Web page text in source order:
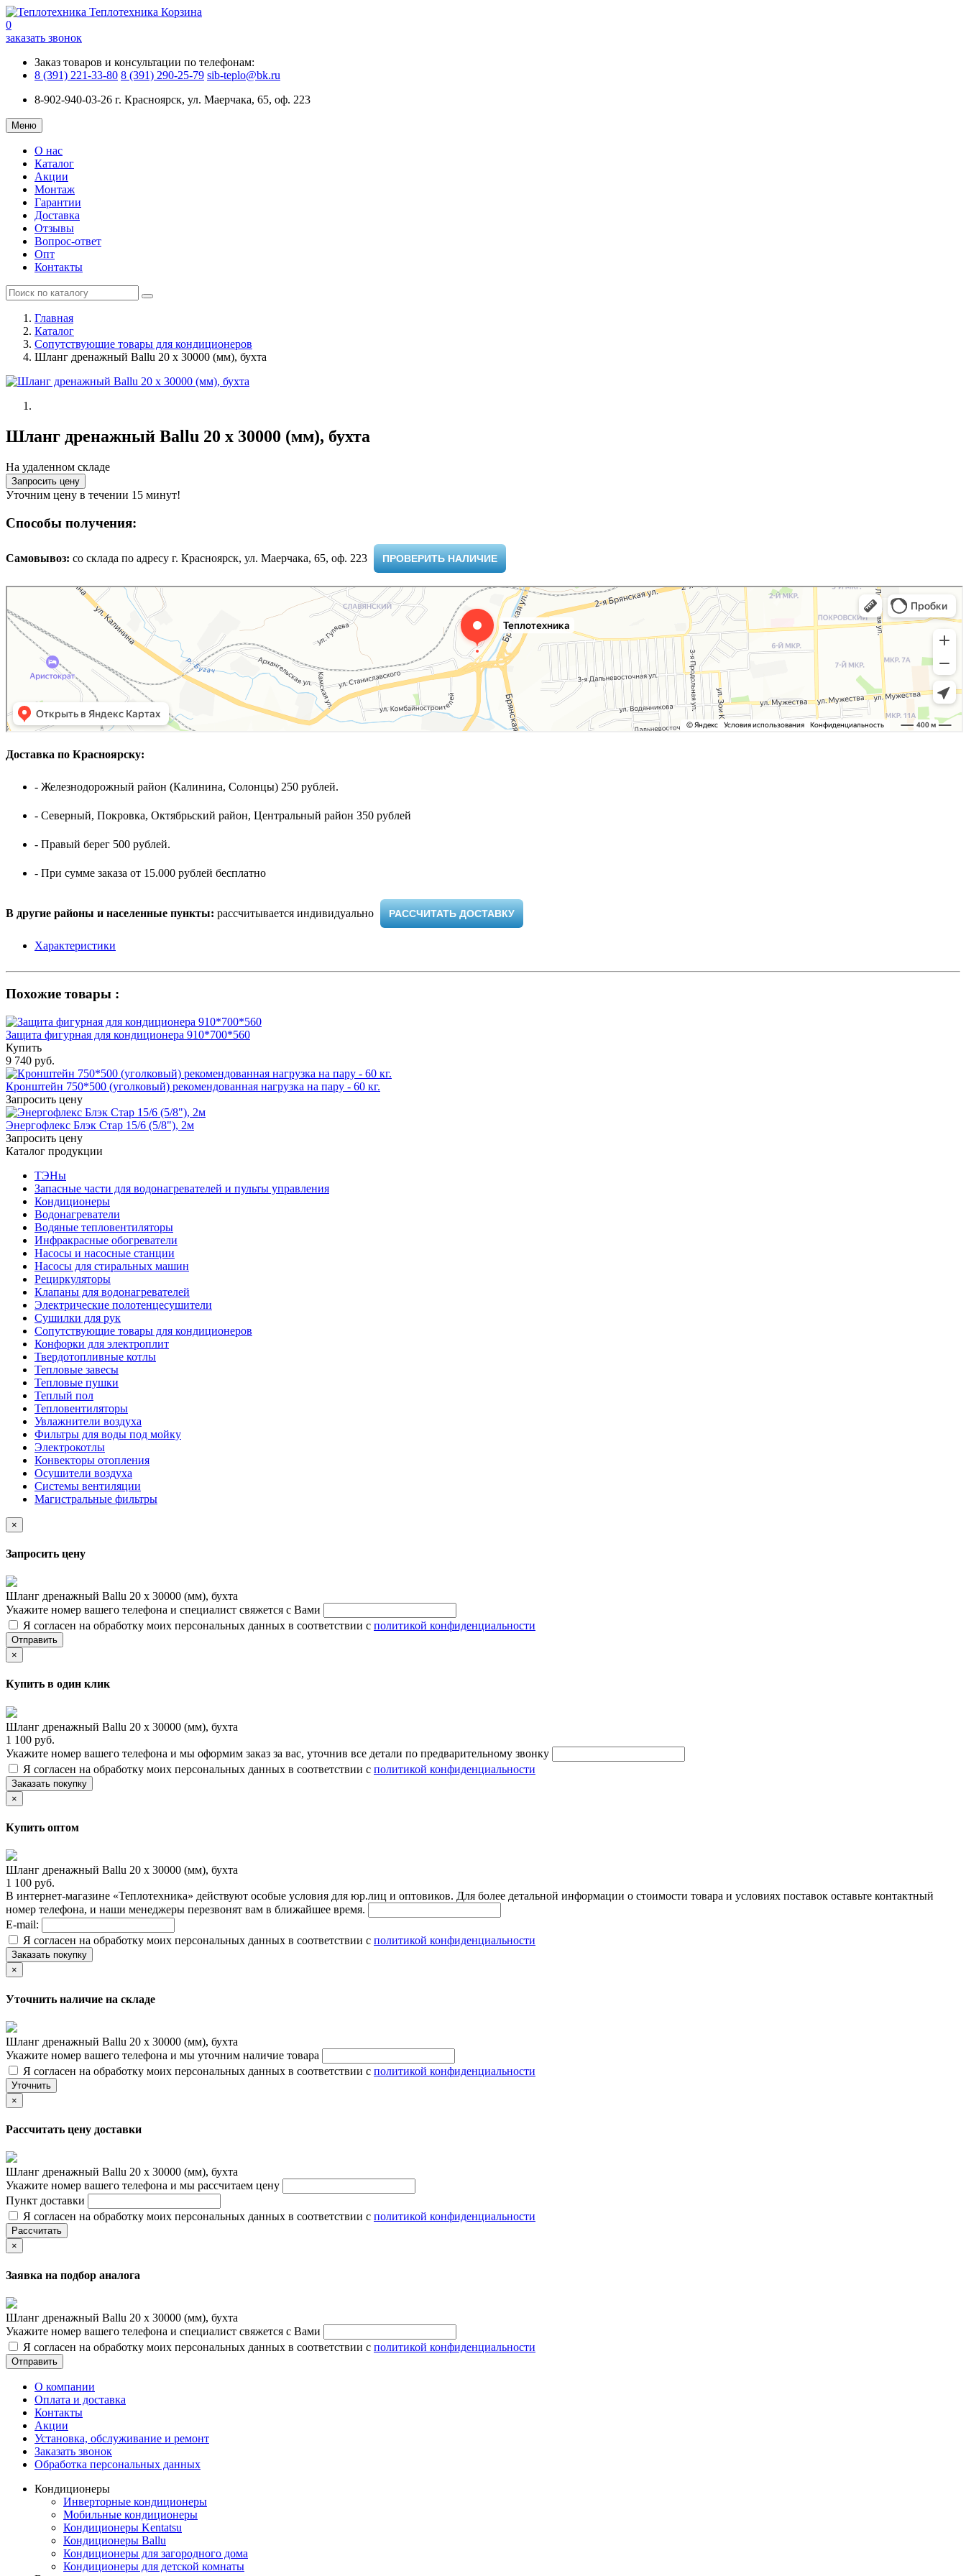
Теплотехника Корзина
0
заказать звонок
Заказ товаров и консультации по телефонам:
8 (391) 221-33-80 8 (391) 290-25-79 sib-teplo@bk.ru
8-902-940-03-26 г. Красноярск, ул. Маерчака, 65, оф. 223
Меню
О нас
Каталог
Акции
Монтаж
Гарантии
Доставка
Отзывы
Вопрос-ответ
Опт
Контакты
Главная
Каталог
Сопутствующие товары для кондиционеров
Шланг дренажный Ballu 20 x 30000 (мм), бухта
Шланг дренажный Ballu 20 x 30000 (мм), бухта
На удаленном складе
Запросить цену
Уточним цену в течении 15 минут!
Способы получения:
Самовывоз: cо склада по адресу г. Красноярск, ул. Маерчака, 65, оф. 223 ​ ПРОВЕРИТЬ НАЛИЧИЕ
Доставка по Красноярску:
- Железнодорожный район (Калинина, Солонцы) 250 рублей.
- Северный, Покровка, Октябрьский район, Центральный район 350 рублей
- Правый берег 500 рублей.
- При сумме заказа от 15.000 рублей бесплатно
В другие районы и населенные пункты: рассчитывается индивидуально ​ РАССЧИТАТЬ ДОСТАВКУ
Характеристики
Похожие товары :
Защита фигурная для кондиционера 910*700*560
Купить
9 740 руб.
Кронштейн 750*500 (уголковый) рекомендованная нагрузка на пару - 60 кг.
Запросить цену
Энергофлекс Блэк Стар 15/6 (5/8"), 2м
Запросить цену
Каталог продукции
ТЭНы
Запасные части для водонагревателей и пульты управления
Кондиционеры
Водонагреватели
Водяные тепловентиляторы
Инфракрасные обогреватели
Насосы и насосные станции
Насосы для стиральных машин
Рециркуляторы
Клапаны для водонагревателей
Электрические полотенцесушители
Сушилки для рук
Сопутствующие товары для кондиционеров
Конфорки для электроплит
Твердотопливные котлы
Тепловые завесы
Тепловые пушки
Теплый пол
Тепловентиляторы
Увлажнители воздуха
Фильтры для воды под мойку
Электрокотлы
Конвекторы отопления
Осушители воздуха
Системы вентиляции
Магистральные фильтры
×
Запросить цену
Шланг дренажный Ballu 20 x 30000 (мм), бухта
Укажите номер вашего телефона и специалист свяжется с Вами
Я согласен на обработку моих персональных данных в соответствии с политикой конфиденциальности
Отправить
×
Купить в один клик
Шланг дренажный Ballu 20 x 30000 (мм), бухта
1 100 руб.
Укажите номер вашего телефона и мы оформим заказ за вас, уточнив все детали по предварительному звонку
Я согласен на обработку моих персональных данных в соответствии с политикой конфиденциальности
Заказать покупку
×
Купить оптом
Шланг дренажный Ballu 20 x 30000 (мм), бухта
1 100 руб.
В интернет-магазине «Теплотехника» действуют особые условия для юр.лиц и оптовиков. Для более детальной информации о стоимости товара и условиях поставок оставьте контактный
номер телефона, и наши менеджеры перезвонят вам в ближайшее время.
E-mail:
Я согласен на обработку моих персональных данных в соответствии с политикой конфиденциальности
Заказать покупку
×
Уточнить наличие на складе
Шланг дренажный Ballu 20 x 30000 (мм), бухта
Укажите номер вашего телефона и мы уточним наличие товара
Я согласен на обработку моих персональных данных в соответствии с политикой конфиденциальности
Уточнить
×
Рассчитать цену доставки
Шланг дренажный Ballu 20 x 30000 (мм), бухта
Укажите номер вашего телефона и мы рассчитаем цену
Пункт доставки
Я согласен на обработку моих персональных данных в соответствии с политикой конфиденциальности
Рассчитать
×
Заявка на подбор аналога
Шланг дренажный Ballu 20 x 30000 (мм), бухта
Укажите номер вашего телефона и специалист свяжется с Вами
Я согласен на обработку моих персональных данных в соответствии с политикой конфиденциальности
Отправить
О компании
Оплата и доставка
Контакты
Акции
Установка, обслуживание и ремонт
Заказать звонок
Обработка персональных данных
Кондиционеры
Инверторные кондиционеры
Мобильные кондиционеры
Кондиционеры Kentatsu
Кондиционеры Ballu
Кондиционеры для загородного дома
Кондиционеры для детской комнаты